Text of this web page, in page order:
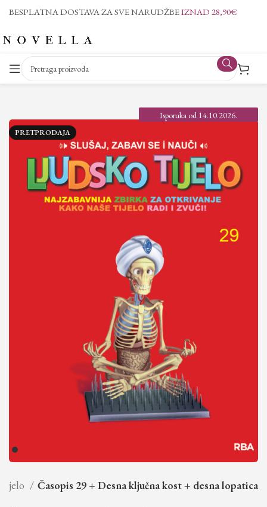
BESPLATNA DOSTAVA ZA SVE NARUDŽBEIZNAD 28,90€
Isporuka od 14.10.2026.
PRETPRODAJA
tijelo Časopis 29 + Desna ključna kost + desna lopatica